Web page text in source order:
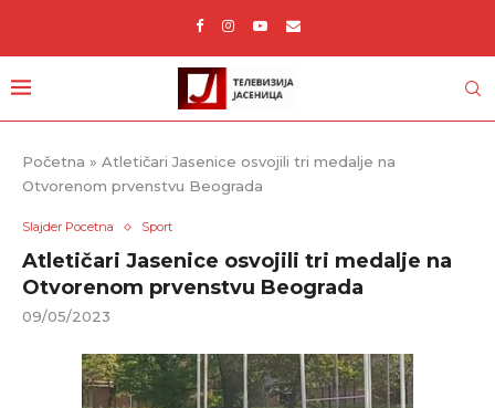
Početna » Atletičari Jasenice osvojili tri medalje na
Otvorenom prvenstvu Beograda
Slajder Pocetna Sport
Atletičari Jasenice osvojili tri medalje na
Otvorenom prvenstvu Beograda
09/05/2023